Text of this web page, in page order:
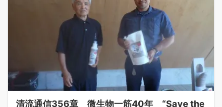
清流通信356章 微生物一筋40年 “Save the